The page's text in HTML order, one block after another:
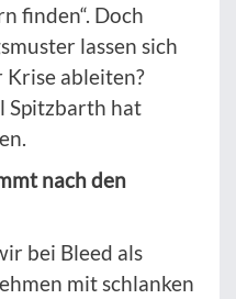
finden“. Doch
lassen sich
ableiten?
Spitzbarth hat
nach den
bei Bleed als
mit schlanken